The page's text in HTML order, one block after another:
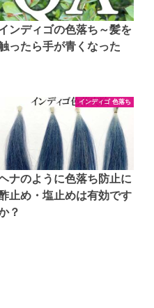
ンディゴの色落ち～髪を
ったら手が青くなった
インディゴ 色落ち
ナのように色落ち防止に
止め・塩止めは有効です
？